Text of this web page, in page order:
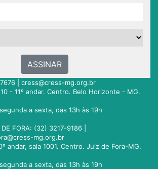
ASSINAR
| cress@cress-mg.org.br
- 11º andar. Centro. Belo Horizonte - MG.
a sexta, das 13h às 19h
FORA: (32) 3217-9186 |
mg.org.br
andar, sala 1001. Centro. Juiz de Fora-MG.
a sexta, das 13h às 19h